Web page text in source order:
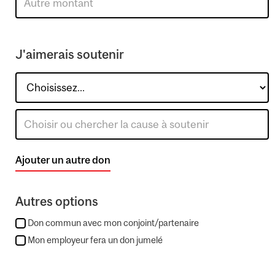
J'aimerais soutenir
Ajouter un autre don
Autres options
Don commun avec mon conjoint/partenaire
Mon employeur fera un don jumelé